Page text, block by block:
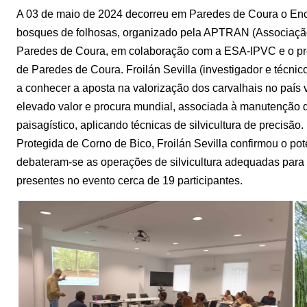
A 03 de maio de 2024 decorreu em Paredes de Coura o
bosques de folhosas, organizado pela APTRAN
Paredes de Coura, em colaboração com a ESA-IPVC e o
de Paredes de Coura. Froilán Sevilla (investigador e
a conhecer a aposta na valorização dos carvalhais no
elevado valor e procura mundial, associada à
paisagístico, aplicando técnicas de silvicultura de
Protegida de Corno de Bico, Froilán Sevilla confirmou o
debateram-se as operações de silvicultura adequadas
presentes no evento cerca de 19 participantes.